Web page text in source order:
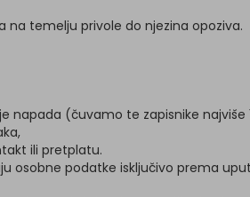
na temelju privole do njezina opoziva.
napada (čuvamo te zapisnike
ili pretplatu.
osobne podatke isključivo prema